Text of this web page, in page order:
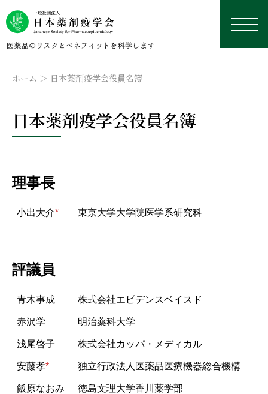
薬剤疫学とは
沿革
定款
アクセスマップ
委員会・タスクフォース
各種資料アーカイブ
意見・報告書
学術総会
来年以降の学術総会
認定薬剤疫学家制度
資格更新
学会誌
投稿規定
日本における臨床疫学・薬剤疫学に応用可能なデー
タベース調査
Outcome Denfintion Repository
データベース研究公募
研究デザイン・用語集
研究デザイン
学修資料置き場
初学者のための薬剤疫学講座
実務者のためのデータベース研究講座
チュートリアル「薬剤疫学の基礎と文献の批判的吟
国際薬剤疫学会ISPEとは
ホーム 日本薬剤疫学会役員名簿
日本薬剤疫学会役員名簿
理事長
小出大介* 東京大学大学院医学系研究科
評議員
青木事成 株式会社エピデンスベイスド
赤沢学 明治薬科大学
浅尾啓子 株式会社カッパ・メディカル
安藤孝* 独立行政法人医薬品医療機器総合機構
飯原なおみ 徳島文理大学香川薬学部